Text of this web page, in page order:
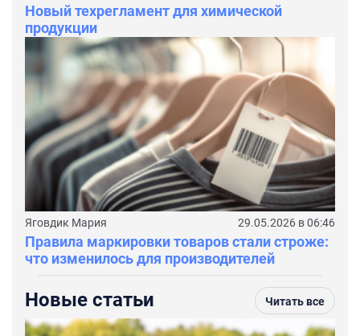
Новый техрегламент для химической
продукции
Яговдик Мария 29.05.2026 в 06:46
Правила маркировки товаров стали строже:
что изменилось для производителей
Новые статьи Читать все